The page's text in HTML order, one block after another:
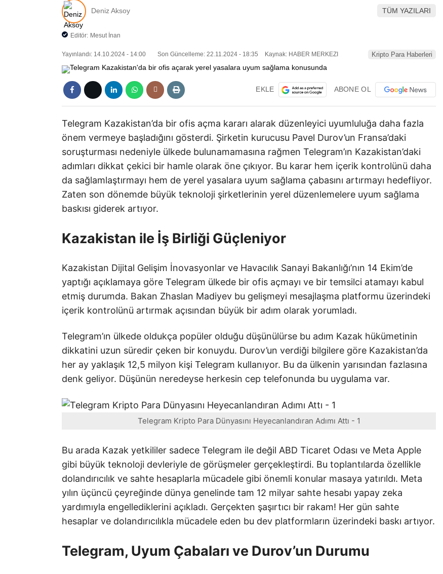
Deniz Aksoy TÜM YAZILARI
Editör: Mesut İnan
Yayınlandı: 14.10.2024 - 14:00 Son Güncelleme: 22.11.2024 - 18:35 Kaynak: HABER MERKEZI Kripto Para Haberleri
EKLE ABONE OL
Telegram Kazakistan’da bir ofis açma kararı alarak düzenleyici uyumluluğa daha fazla
önem vermeye başladığını gösterdi. Şirketin kurucusu Pavel Durov’un Fransa’daki
soruşturması nedeniyle ülkede bulunamamasına rağmen Telegram’ın Kazakistan’daki
adımları dikkat çekici bir hamle olarak öne çıkıyor. Bu karar hem içerik kontrolünü daha
da sağlamlaştırmayı hem de yerel yasalara uyum sağlama çabasını artırmayı hedefliyor.
Zaten son dönemde büyük teknoloji şirketlerinin yerel düzenlemelere uyum sağlama
baskısı giderek artıyor.
Kazakistan ile İş Birliği Güçleniyor
Kazakistan Dijital Gelişim İnovasyonlar ve Havacılık Sanayi Bakanlığı’nın 14 Ekim’de
yaptığı açıklamaya göre Telegram ülkede bir ofis açmayı ve bir temsilci atamayı kabul
etmiş durumda. Bakan Zhaslan Madiyev bu gelişmeyi mesajlaşma platformu üzerindeki
içerik kontrolünü artırmak açısından büyük bir adım olarak yorumladı.
Telegram’ın ülkede oldukça popüler olduğu düşünülürse bu adım Kazak hükümetinin
dikkatini uzun süredir çeken bir konuydu. Durov’un verdiği bilgilere göre Kazakistan’da
her ay yaklaşık 12,5 milyon kişi Telegram kullanıyor. Bu da ülkenin yarısından fazlasına
denk geliyor. Düşünün neredeyse herkesin cep telefonunda bu uygulama var.
Telegram Kripto Para Dünyasını Heyecanlandıran Adımı Attı - 1
Bu arada Kazak yetkililer sadece Telegram ile değil ABD Ticaret Odası ve Meta Apple
gibi büyük teknoloji devleriyle de görüşmeler gerçekleştirdi. Bu toplantılarda özellikle
dolandırıcılık ve sahte hesaplarla mücadele gibi önemli konular masaya yatırıldı. Meta
yılın üçüncü çeyreğinde dünya genelinde tam 12 milyar sahte hesabı yapay zeka
yardımıyla engellediklerini açıkladı. Gerçekten şaşırtıcı bir rakam! Her gün sahte
hesaplar ve dolandırıcılıkla mücadele eden bu dev platformların üzerindeki baskı artıyor.
Telegram, Uyum Çabaları ve Durov’un Durumu